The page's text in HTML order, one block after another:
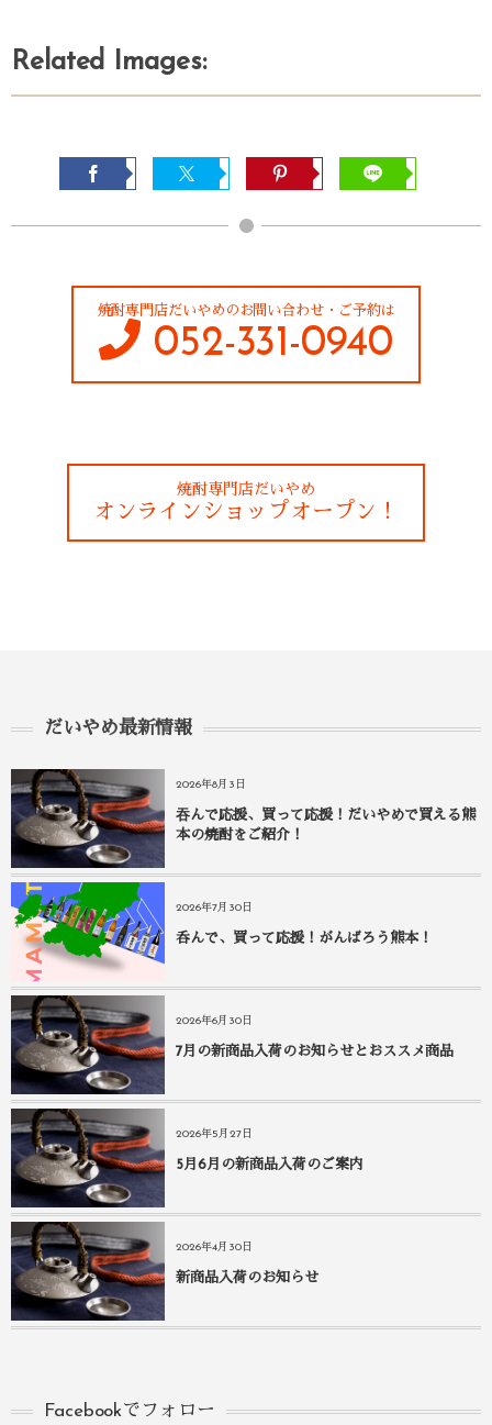
Related Images:
焼酎専門店だいやめのお問い合わせ・ご予約は
052-331-0940
焼酎専門店だいやめ
オンラインショップオープン！
だいやめ最新情報
2026年8月3日
吞んで応援、買って応援！だいやめで買える熊
本の焼酎をご紹介！
2026年7月30日
呑んで、買って応援！がんばろう熊本！
2026年6月30日
7月の新商品入荷のお知らせとおススメ商品
2026年5月27日
5月6月の新商品入荷のご案内
2026年4月30日
新商品入荷のお知らせ
Facebookでフォロー